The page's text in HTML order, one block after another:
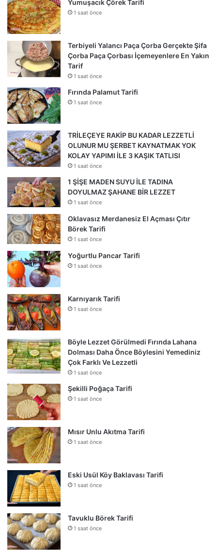
Yumuşacık Çörek Tarifi
1 saat önce
Terbiyeli Yalancı Paça Çorba Gerçekte Şifa
Çorba Paça Çorbası İçemeyenlere En Yakın
Tarif
1 saat önce
Fırında Palamut Tarifi
1 saat önce
TRİLEÇEYE RAKİP BU KADAR LEZZETLİ
OLUNUR MU ŞERBET KAYNATMAK YOK
KOLAY YAPIMI İLE 3 KAŞIK TATLISI
1 saat önce
1 ŞİŞE MADEN SUYU İLE TADINA
DOYULMAZ ŞAHANE BİR LEZZET
1 saat önce
Oklavasız Merdanesiz El Açması Çıtır
Börek Tarifi
1 saat önce
Yoğurtlu Pancar Tarifi
1 saat önce
Karnıyarık Tarifi
1 saat önce
Böyle Lezzet Görülmedi Fırında Lahana
Dolması Daha Önce Böylesini Yemediniz
Çok Farklı Ve Lezzetli
1 saat önce
Şekilli Poğaça Tarifi
1 saat önce
Mısır Unlu Akıtma Tarifi
1 saat önce
Eski Usül Köy Baklavası Tarifi
1 saat önce
Tavuklu Börek Tarifi
1 saat önce